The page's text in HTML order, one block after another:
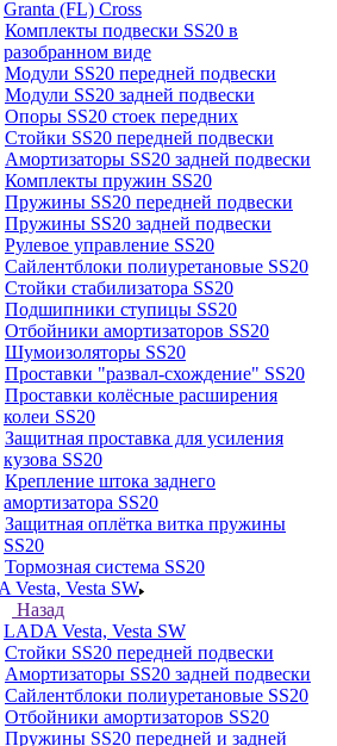
Granta (FL) Cross
Комплекты подвески SS20 в
разобранном виде
Модули SS20 передней подвески
Модули SS20 задней подвески
Опоры SS20 стоек передних
Стойки SS20 передней подвески
Амортизаторы SS20 задней подвески
Комплекты пружин SS20
Пружины SS20 передней подвески
Пружины SS20 задней подвески
Рулевое управление SS20
Сайлентблоки полиуретановые SS20
Стойки стабилизатора SS20
Подшипники ступицы SS20
Отбойники амортизаторов SS20
Шумоизоляторы SS20
Проставки "развал-схождение" SS20
Проставки колёсные расширения
колеи SS20
Защитная проставка для усиления
кузова SS20
Крепление штока заднего
амортизатора SS20
Защитная оплётка витка пружины
SS20
Тормозная система SS20
Vesta, Vesta SW
Назад
LADA Vesta, Vesta SW
Стойки SS20 передней подвески
Амортизаторы SS20 задней подвески
Сайлентблоки полиуретановые SS20
Отбойники амортизаторов SS20
Пружины SS20 передней и задней